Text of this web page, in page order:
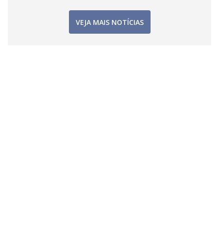
VEJA MAIS NOTÍCIAS